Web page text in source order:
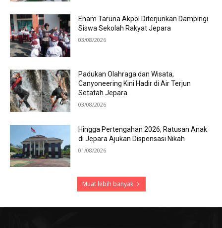
Enam Taruna Akpol Diterjunkan Dampingi
Siswa Sekolah Rakyat Jepara
03/08/2026
Padukan Olahraga dan Wisata,
Canyoneering Kini Hadir di Air Terjun
Setatah Jepara
03/08/2026
Hingga Pertengahan 2026, Ratusan Anak
di Jepara Ajukan Dispensasi Nikah
01/08/2026
Muat lebih banyak